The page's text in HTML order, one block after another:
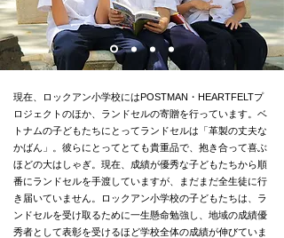
現在、ロックアン小学校にはPOSTMAN・HEARTFELTプ
ロジェクトのほか、ランドセルの寄贈を行っています。ベ
トナムの子どもたちにとってランドセルは「革製の丈夫な
かばん」。彼らにとってとても貴重品で、抱き合って喜ぶ
ほどの大はしゃぎ。現在、成績が優秀な子どもたちから順
番にランドセルを手渡していますが、まだまだ全生徒に行
き届いていません。ロックアン小学校の子どもたちは、ラ
ンドセルを受け取るために一生懸命勉強し、地域の成績優
秀者として表彰を受けるほど学校全体の成績が伸びていま